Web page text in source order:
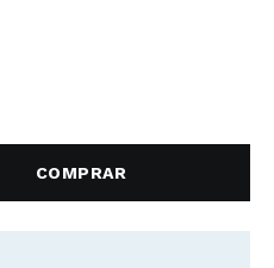
COMPRAR